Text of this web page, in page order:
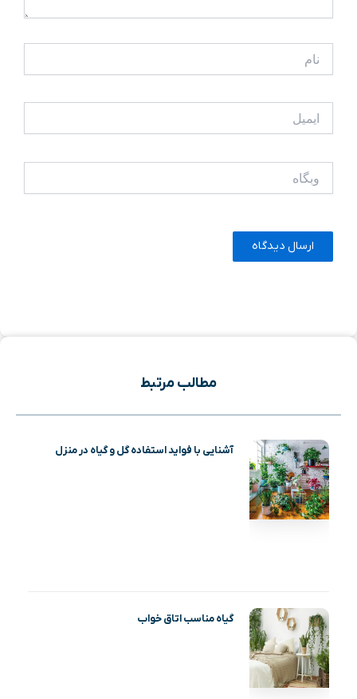
مطالب مرتبط
آشنایی با فواید استفاده گل و گیاه در منزل
گیاه مناسب اتاق خواب